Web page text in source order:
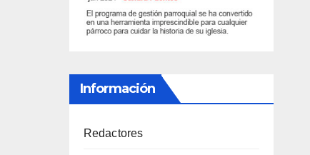
Información
Redactores